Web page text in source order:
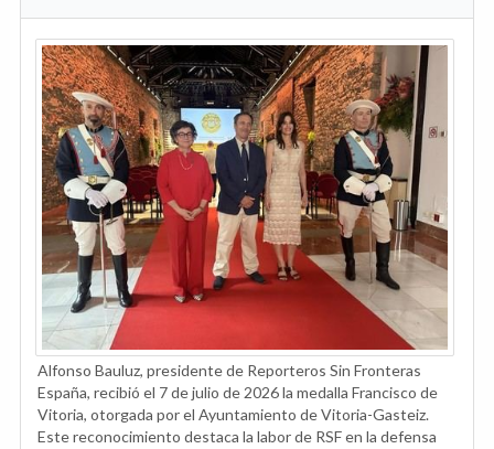
Alfonso Bauluz, presidente de Reporteros Sin Fronteras
España, recibió el 7 de julio de 2026 la medalla Francisco de
Vitoria, otorgada por el Ayuntamiento de Vitoria-Gasteiz.
Este reconocimiento destaca la labor de RSF en la defensa